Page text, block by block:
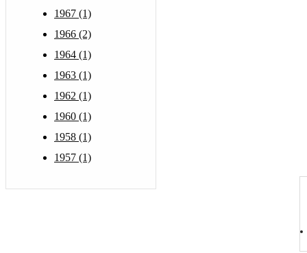
1967 (1)
1966 (2)
1964 (1)
1963 (1)
1962 (1)
1960 (1)
1958 (1)
1957 (1)